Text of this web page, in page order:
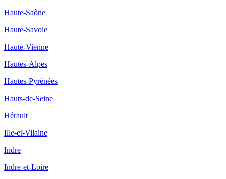
Haute-Saône
Haute-Savoie
Haute-Vienne
Hautes-Alpes
Hautes-Pyrénées
Hauts-de-Seine
Hérault
Ille-et-Vilaine
Indre
Indre-et-Loire